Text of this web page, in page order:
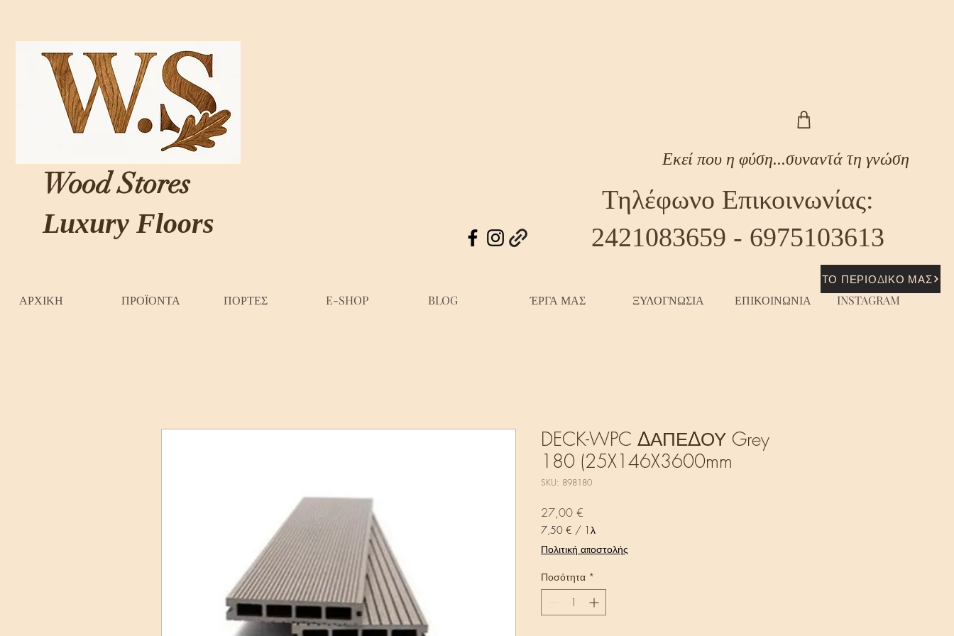
Wood Stores
Luxury Floors
Εκεί που η φύση...συναντά τη γνώση
ΤΟ ΠΕΡΙΟΔΙΚΟ ΜΑΣ
Τηλέφωνο Επικοινωνίας:
2421083659 - 6975103613
ΑΡΧΙΚΗ ΠΡΟΪΟΝΤΑ ΠΟΡΤΕΣ E-SHOP BLOG ΈΡΓΑ ΜΑΣ ΞΥΛΟΓΝΩΣΙΑ ΕΠΙΚΟΙΝΩΝΙΑ INSTAGRAM
DECK-WPC ΔΑΠΕΔΟΥ Grey
180 (25X146X3600mm
SKU: 898180
27,00 €
7,50 € / 1λ
7,50 €
ανά
1
Μέτρο
Πολιτική αποστολής
Ποσότητα *